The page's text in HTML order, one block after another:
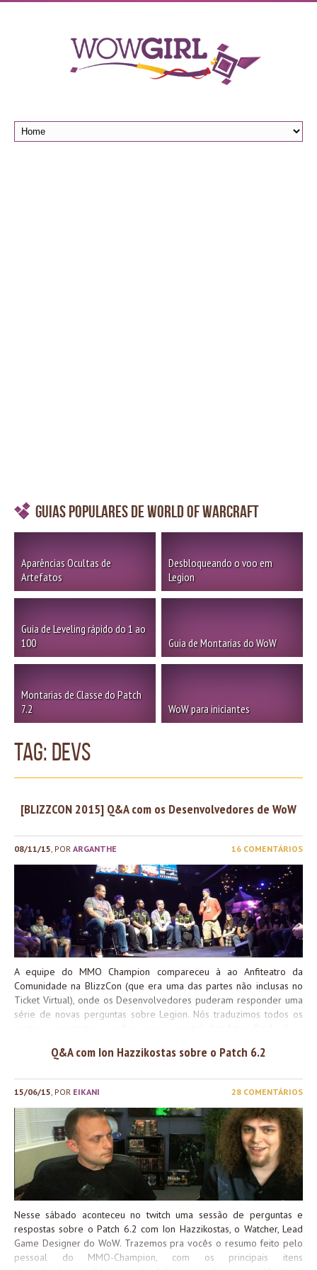
Guias Populares de World of Warcraft
Aparências Ocultas de
Artefatos
Desbloqueando o voo em
Legion
Guia de Leveling rápido do 1 ao
100
Guia de Montarias do WoW
Montarias de Classe do Patch
7.2
WoW para iniciantes
TAG: devs
[BLIZZCON 2015] Q&A com os Desenvolvedores de WoW
08/11/15, POR ARGANTHE 16 COMENTÁRIOS
A equipe do MMO Champion compareceu à ao Anfiteatro da
Comunidade na BlizzCon (que era uma das partes não inclusas no
Ticket Virtual), onde os Desenvolvedores puderam responder uma
série de novas perguntas sobre Legion. Nós traduzimos todos os
da Morte Druida Caçador Mago Monge Sacerdote Ladino Xamã
drops aumentados de runas e outros itens lendários em Warlords
of Draenor caso um personagem na conta já tenha completado
esta etapa. ** – “Snapshoting” é uma maneira de guardar o poder
de uma ou mais habilidades de um momento onde vários bônus
estão ativos para durarem por mais tempo, independente se este
bônus está ou não ativo ainda. *** – Não, não estou brincando, é
sério! hahahahahaha **** – Prepare-se para Demônios! Demônios...
Q&A com Ion Hazzikostas sobre o Patch 6.2
15/06/15 , POR EIKANI 28 COMENTÁRIOS
Nesse sábado aconteceu no twitch uma sessão de perguntas e
respostas sobre o Patch 6.2 com Ion Hazzikostas, o Watcher, Lead
Game Designer do WoW. Trazemos pra vocês o resumo feito pelo
pessoal do MMO-Champion, com os principais itens